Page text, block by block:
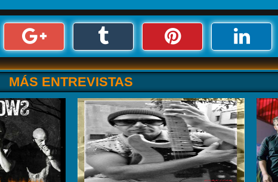
MÁS ENTREVISTAS